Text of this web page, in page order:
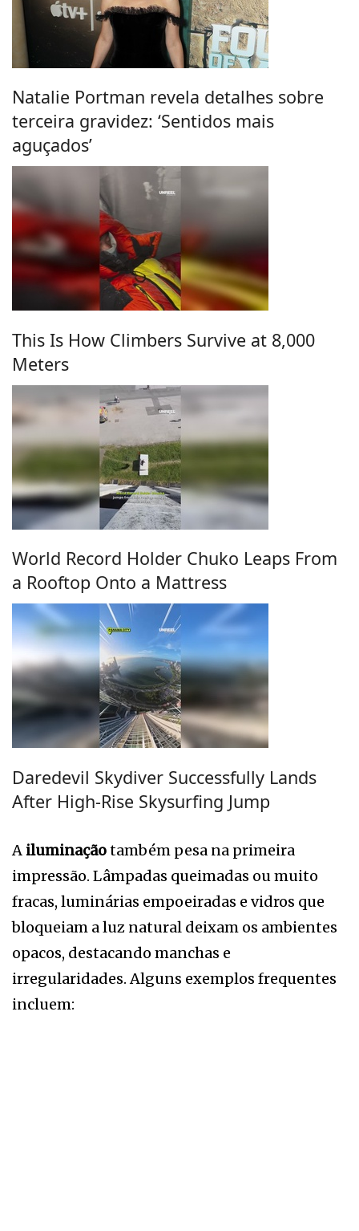
Natalie Portman revela detalhes sobre
terceira gravidez: ‘Sentidos mais
aguçados’
This Is How Climbers Survive at 8,000
Meters
World Record Holder Chuko Leaps From
a Rooftop Onto a Mattress
Daredevil Skydiver Successfully Lands
After High-Rise Skysurfing Jump
A iluminaçãotambém pesa na primeira
impressão. Lâmpadas queimadas ou muito
fracas, luminárias empoeiradas e vidros que
bloqueiam a luz natural deixam os ambientes
opacos, destacando manchas e
irregularidades. Alguns exemplos frequentes
incluem: